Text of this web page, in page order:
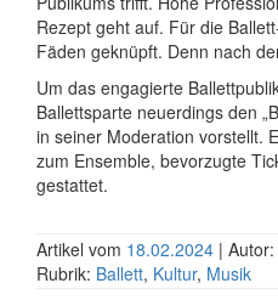
Rezept geht auf. Für die
Fäden geknüpft. Denn nach
Um das engagierte
Ballettsparte neuerdings den
in seiner Moderation vorstellt.
zum Ensemble, bevorzugte
gestattet.
Artikel vom 18.02.2024 |
Rubrik: Ballett, Kultur, Musik